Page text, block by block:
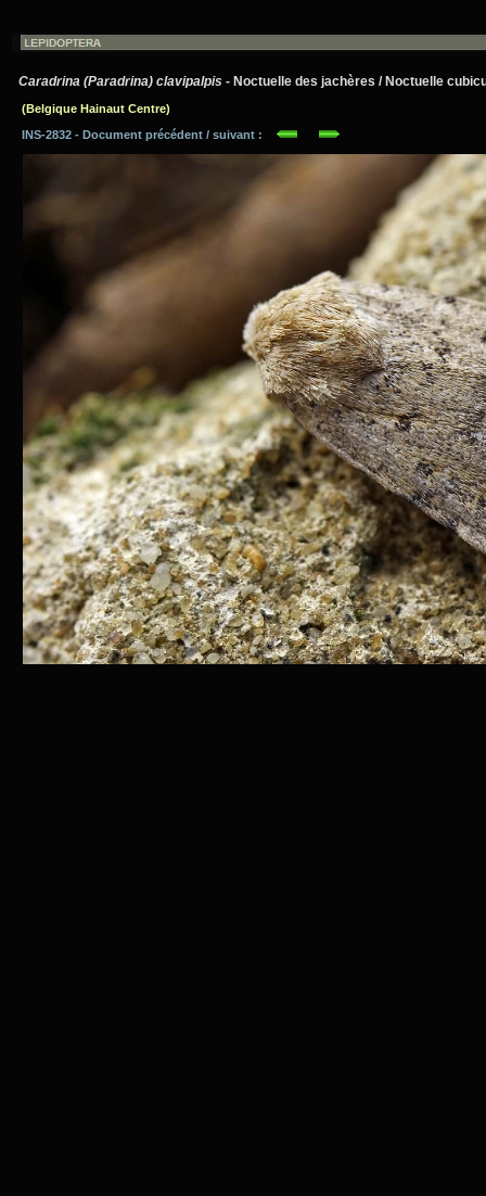
Caradrina (Paradrina) clavipalpis - Noctuelle des jachères / Noctuelle
(Belgique Hainaut Centre)
INS-2832 - Document précédent / suivant :